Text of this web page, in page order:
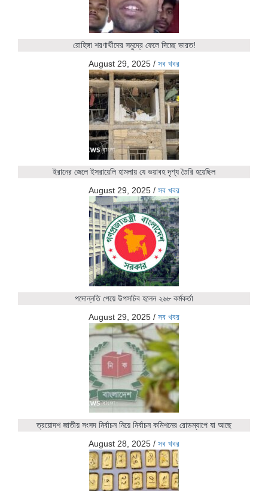
রোহিঙ্গা শরণার্থীদের সমুদ্রে ফেলে দিচ্ছে ভারত!
August 29, 2025 / সব খবর
ইরানের জেলে ইসরায়েলি হামলায় যে ভয়াবহ দৃশ্য তৈরি হয়েছিল
August 29, 2025 / সব খবর
পদোন্নতি পেয়ে উপসচিব হলেন ২৬৮ কর্মকর্তা
August 29, 2025 / সব খবর
ত্রয়োদশ জাতীয় সংসদ নির্বাচন নিয়ে নির্বাচন কমিশনের রোডম্যাপে যা আছে
August 28, 2025 / সব খবর